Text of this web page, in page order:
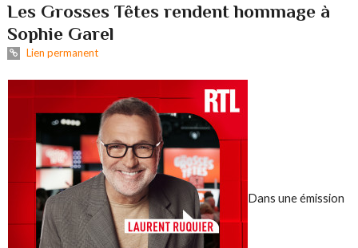
Les Grosses Têtes rendent hommage à
Sophie Garel
Lien permanent
Dans une émission